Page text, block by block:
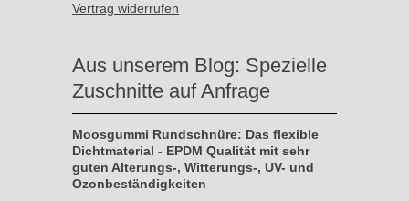
Vertrag widerrufen
Aus unserem Blog: Spezielle
Zuschnitte auf Anfrage
Moosgummi Rundschnüre: Das flexible
Dichtmaterial - EPDM Qualität mit sehr
guten Alterungs-, Witterungs-, UV- und
Ozonbeständigkeiten